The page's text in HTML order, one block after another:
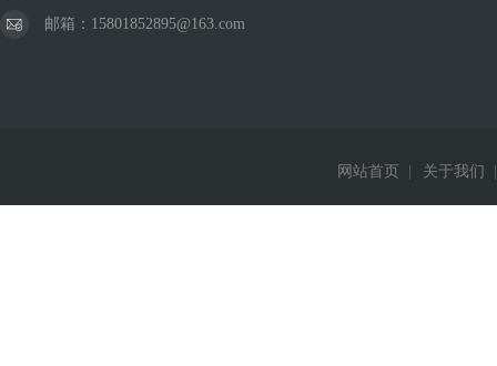
邮箱：15801852895@163.com
网站首页 关于我们